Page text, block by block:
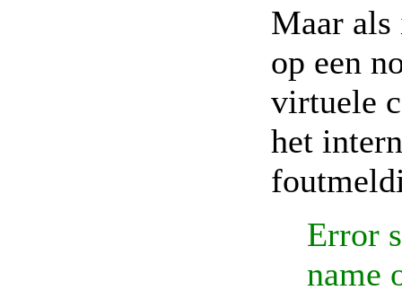
Maar
op een
virtuele
het
Error
name